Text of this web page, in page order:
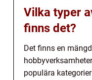
Vilka typer
finns det?
Det finns en
populära